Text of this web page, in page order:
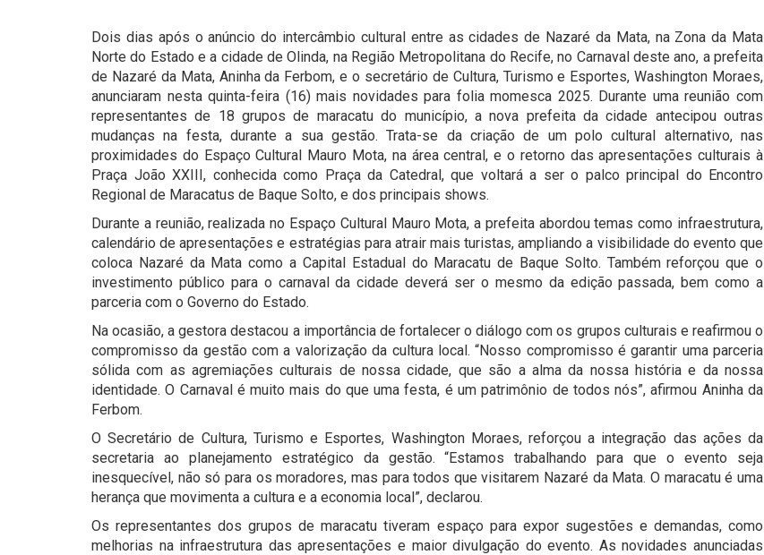
Dois dias após o anúncio do intercâmbio cultural entre as cidades de Nazaré da Mata, na Zona da Mata
Norte do Estado e a cidade de Olinda, na Região Metropolitana do Recife, no Carnaval deste ano, a prefeita
de Nazaré da Mata, Aninha da Ferbom, e o secretário de Cultura, Turismo e Esportes, Washington Moraes,
anunciaram nesta quinta-feira (16) mais novidades para folia momesca 2025. Durante uma reunião com
representantes de 18 grupos de maracatu do município, a nova prefeita da cidade antecipou outras
mudanças na festa, durante a sua gestão. Trata-se da criação de um polo cultural alternativo, nas
proximidades do Espaço Cultural Mauro Mota, na área central, e o retorno das apresentações culturais à
Praça João XXIII, conhecida como Praça da Catedral, que voltará a ser o palco principal do Encontro
Regional de Maracatus de Baque Solto, e dos principais shows.
Durante a reunião, realizada no Espaço Cultural Mauro Mota, a prefeita abordou temas como infraestrutura,
calendário de apresentações e estratégias para atrair mais turistas, ampliando a visibilidade do evento que
coloca Nazaré da Mata como a Capital Estadual do Maracatu de Baque Solto. Também reforçou que o
investimento público para o carnaval da cidade deverá ser o mesmo da edição passada, bem como a
parceria com o Governo do Estado.
Na ocasião, a gestora destacou a importância de fortalecer o diálogo com os grupos culturais e reafirmou o
compromisso da gestão com a valorização da cultura local. “Nosso compromisso é garantir uma parceria
sólida com as agremiações culturais de nossa cidade, que são a alma da nossa história e da nossa
identidade. O Carnaval é muito mais do que uma festa, é um patrimônio de todos nós”, afirmou Aninha da
Ferbom.
O Secretário de Cultura, Turismo e Esportes, Washington Moraes, reforçou a integração das ações da
secretaria ao planejamento estratégico da gestão. “Estamos trabalhando para que o evento seja
inesquecível, não só para os moradores, mas para todos que visitarem Nazaré da Mata. O maracatu é uma
herança que movimenta a cultura e a economia local”, declarou.
Os representantes dos grupos de maracatu tiveram espaço para expor sugestões e demandas, como
melhorias na infraestrutura das apresentações e maior divulgação do evento. As novidades anunciadas